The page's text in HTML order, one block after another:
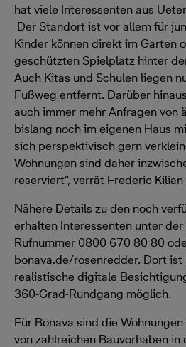
hat viele Interessenten aus
Der Standort ist vor allem für
Kinder können direkt im Garten
geschützten Spielplatz hinter
Auch Kitas und Schulen liegen
Fußweg entfernt. Darüber
auch immer mehr Anfragen von
bislang noch im eigenen Haus
sich perspektivisch gern
Wohnungen sind daher
reserviert”, verrät Frederic Kilian
Nähere Details zu den noch
erhalten Interessenten unter
Rufnummer 0800 670 80 80
bonava.de/rosenredder. Dort ist
realistische digitale
360-Grad-Rundgang möglich.
Für Bonava sind die
von zahlreichen Bauvorhaben in